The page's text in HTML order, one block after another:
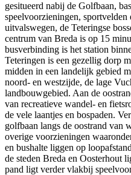
gesitueerd nabij de Golfbaan,
speelvoorzieningen,
uitvalswegen, de Teteringse
centrum van Breda is op 15
busverbinding is het station
Teteringen is een gezellig dorp
midden in een landelijk gebied
noord- en westzijde, de lage
landbouwgebied. Aan de
van recreatieve wandel- en
de vele laantjes en bospaden.
golfbaan langs de oostrand van
overige voorzieningen
en bushalte liggen op
de steden Breda en Oosterhout
pand ligt verder vlakbij